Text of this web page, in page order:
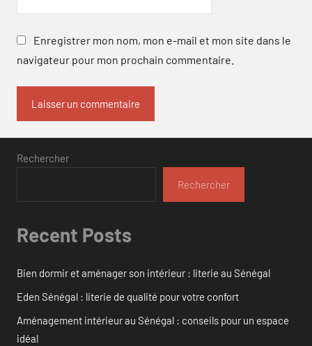
Enregistrer mon nom, mon e-mail et mon site dans le
navigateur pour mon prochain commentaire.
Rechercher
Rechercher
Recent Posts
Bien dormir et aménager son intérieur : literie au Sénégal
Eden Sénégal : literie de qualité pour votre confort
Aménagement intérieur au Sénégal : conseils pour un espace
idéal